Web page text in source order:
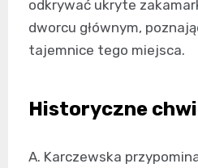
odkrywać ukryte
dworcu głównym,
tajemnice tego miejsca.
Historyczne
A. Karczewska